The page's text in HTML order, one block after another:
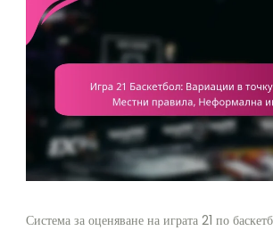
Система за оценяване на играта 21 по